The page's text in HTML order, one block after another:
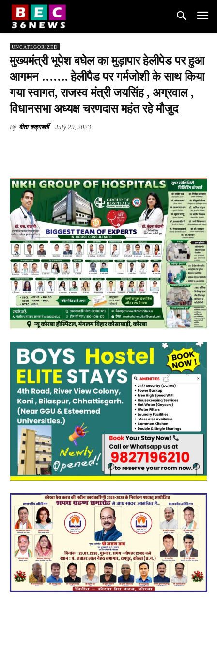
UNCATEGORIZED
मुख्यमंत्री भूपेश बघेल का मुड़ापार हेलीपेड पर हुआ
आगमन ……. हेलीपैड पर गर्मजोशी के साथ किया
गया स्वागत, राजस्व मंत्री जयसिंह , अग्रवाल ,
विधानसभा अध्यक्ष चरणदास महंत रहे मौजुद
By बीता चक्रबर्ती July 29, 2023